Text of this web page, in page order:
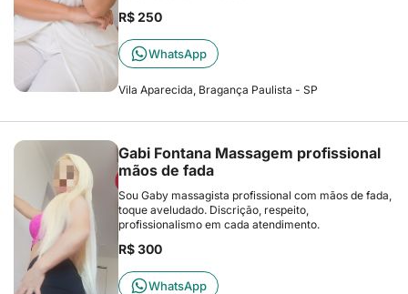
R$ 250
WhatsApp
Vila Aparecida, Bragança Paulista - SP
Gabi Fontana Massagem profissional
mãos de fada
Sou Gaby massagista profissional com mãos de fada,
toque aveludado. Discrição, respeito,
profissionalismo em cada atendimento.
R$ 300
WhatsApp